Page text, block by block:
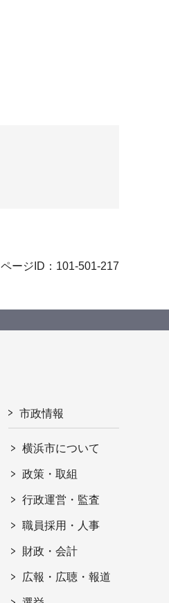
ページID：101-501-217
市政情報
横浜市について
政策・取組
行政運営・監査
職員採用・人事
財政・会計
広報・広聴・報道